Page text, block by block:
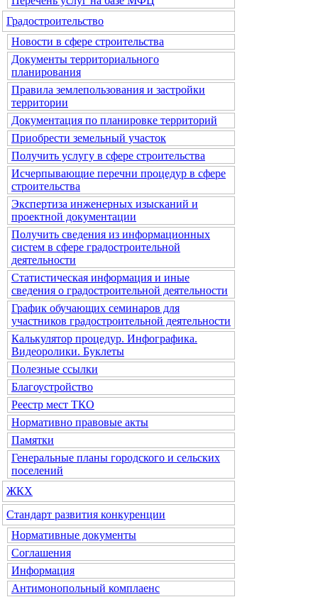
Градостроительство
Новости в сфере строительства
Документы территориального
планирования
Правила землепользования и застройки
территории
Документация по планировке территорий
Приобрести земельный участок
Получить услугу в сфере строительства
Исчерпывающие перечни процедур в сфере
строительства
Экспертиза инженерных изысканий и
проектной документации
Получить сведения из информационных
систем в сфере градостроительной
деятельности
Статистическая информация и иные
сведения о градостроительной деятельности
График обучающих семинаров для
участников градостроительной деятельности
Калькулятор процедур. Инфографика.
Видеоролики. Буклеты
Полезные ссылки
Благоустройство
Реестр мест ТКО
Нормативно правовые акты
Памятки
Генеральные планы городского и сельских
поселений
ЖКХ
Стандарт развития конкуренции
Нормативные документы
Соглашения
Информация
Антимонопольный комплаенс